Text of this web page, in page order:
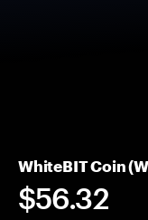
WhiteBIT Coin
$56.32